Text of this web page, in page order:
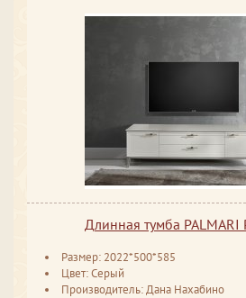
Длинная тумба
Размер: 2022*500*585
Цвет: Серый
Производитель: Дана Нахабино